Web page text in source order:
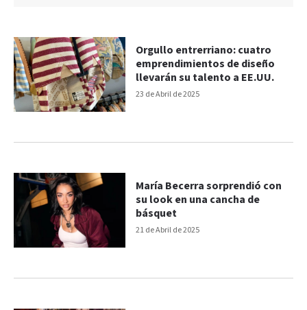
23 de Abril de 2025
Orgullo entrerriano: cuatro
emprendimientos de diseño
llevarán su talento a EE.UU.
21 de Abril de 2025
María Becerra sorprendió con
su look en una cancha de
básquet